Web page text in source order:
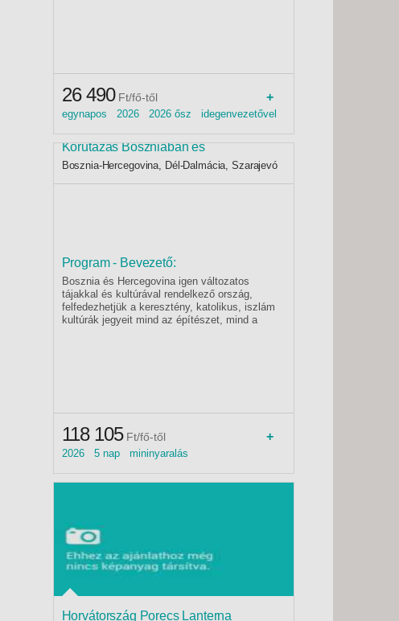
26 490 Ft/fő-től +
egynapos 2026 2026 ősz idegenvezetővel
Körutazás Boszniában és
Horvátországban - Budapest, Busz 3*
Bosznia-Hercegovina, Dél-Dalmácia, Szarajevó
Program - Bevezető:
Bosznia és Hercegovina igen változatos
tájakkal és kultúrával rendelkező ország,
felfedezhetjük a keresztény, katolikus, iszlám
kultúrák jegyeit mind az építészet, mind a
118 105 Ft/fő-től +
2026 5 nap mininyaralás
Horvátország Porecs Lanterna